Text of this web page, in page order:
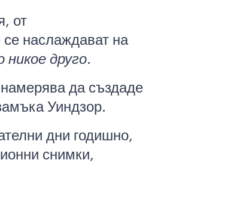
от
наслаждават на
друго.
да създаде
Уиндзор.
дни годишно,
снимки,